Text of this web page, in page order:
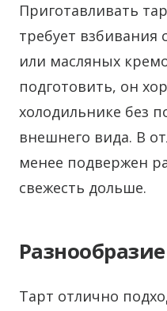
Приготавливать
требует
или масляных
подготовить, он
холодильнике без
внешнего вида. В
менее подвержен
свежесть дольше.
Тарт отлично